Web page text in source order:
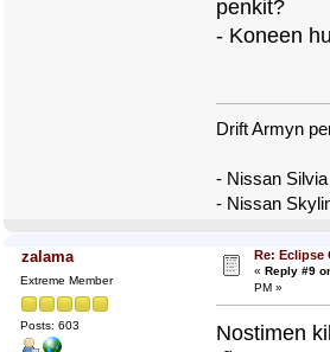
penkit?
- Koneen
Drift Armyn
- Nissan
- Nissan
zalama
Extreme Member
Posts: 603
Re: Eclipse
« Reply #9
PM »
Nostimen